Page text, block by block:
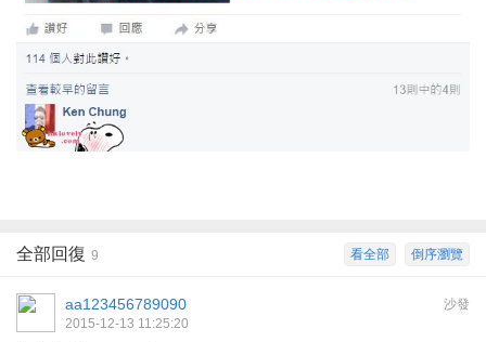
倒序瀏覽
看全部
全部回復 9
沙發
aa123456789090
2015-12-13 11:25:20